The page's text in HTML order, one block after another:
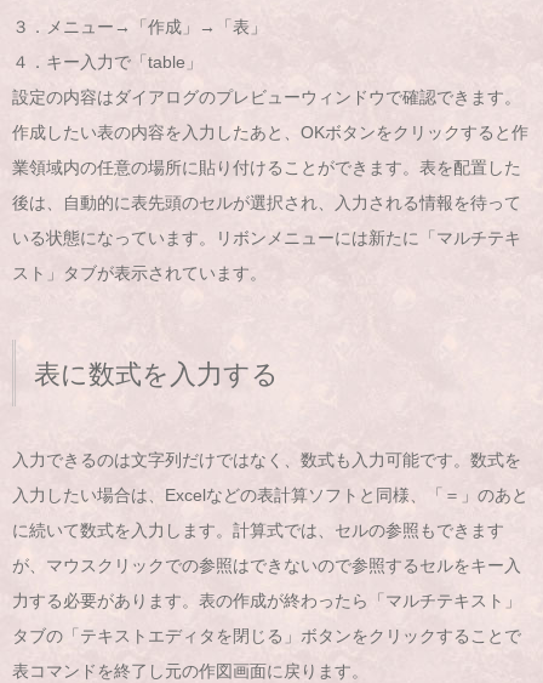
３．メニュー→「作成」→「表」
４．キー入力で「table」
設定の内容はダイアログのプレビューウィンドウで確認できます。
作成したい表の内容を入力したあと、OKボタンをクリックすると作
業領域内の任意の場所に貼り付けることができます。表を配置した
後は、自動的に表先頭のセルが選択され、入力される情報を待って
いる状態になっています。リボンメニューには新たに「マルチテキ
スト」タブが表示されています。
表に数式を入力する
入力できるのは文字列だけではなく、数式も入力可能です。数式を
入力したい場合は、Excelなどの表計算ソフトと同様、「＝」のあと
に続いて数式を入力します。計算式では、セルの参照もできます
が、マウスクリックでの参照はできないので参照するセルをキー入
力する必要があります。表の作成が終わったら「マルチテキスト」
タブの「テキストエディタを閉じる」ボタンをクリックすることで
表コマンドを終了し元の作図画面に戻ります。